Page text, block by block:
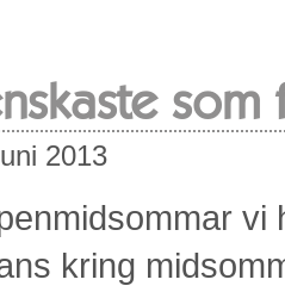
som
2013
vi
kring